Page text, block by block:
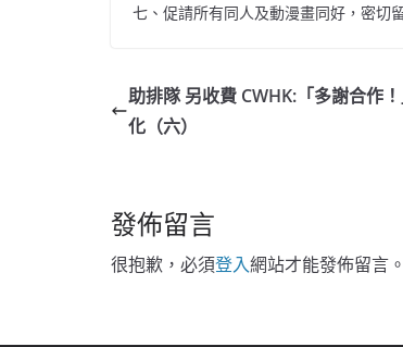
七、促請所有同人及動漫畫同好，密切
助排隊 另收費 CWHK:「多謝合作
化（六）
發佈留言
很抱歉，必須登入網站才能發佈留言。